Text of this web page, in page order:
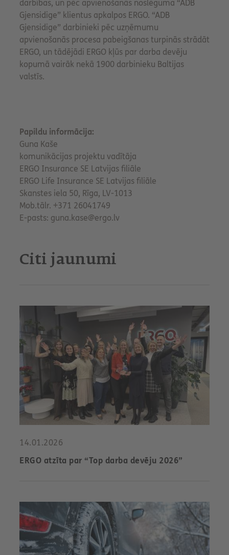
darbības, un pēc apvienošanās noslēguma “ADB
Gjensidige” klientus apkalpos ERGO. “ADB
Gjensidige” darbinieki pēc uzņēmumu
apvienošanās procesa pabeigšanas turpinās strādāt
ERGO, un tādējādi ERGO kļūs par darba devēju
kopumā vairāk nekā 1900 darbinieku Baltijas
valstīs.
Papildu informācija:
Guna Kaše
komunikācijas projektu vadītāja
ERGO Insurance SE Latvijas filiāle
ERGO Life Insurance SE Latvijas filiāle
Skanstes iela 50, Rīga, LV-1013
Mob.tālr. +371 26041749
E-pasts: guna.kase@ergo.lv
Citi jaunumi
14.01.2026
ERGO atzīta par “Top darba devēju 2026”